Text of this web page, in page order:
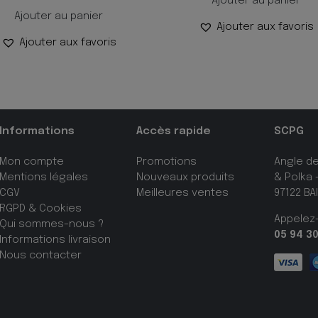
Ajouter au panier
Ajouter aux favoris
Ajouter aux favoris
compte
légales
& Cookies
sommes-nous ?
livraison
contacter
Accès rapide
Promotions
Nouveaux produits
Meilleures ventes
SCPG
Angle
& Polka
97122
05 94